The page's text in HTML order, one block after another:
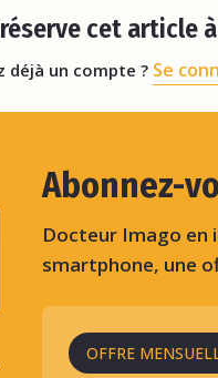
cet article
déjà un compte ? Se
Abonnez-
Docteur Imago
smartphone, une
OFFRE